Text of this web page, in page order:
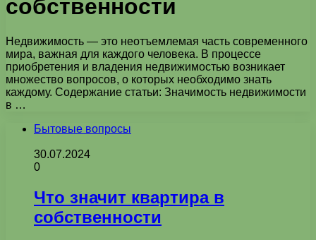
собственности
Недвижимость — это неотъемлемая часть современного
мира, важная для каждого человека. В процессе
приобретения и владения недвижимостью возникает
множество вопросов, о которых необходимо знать
каждому. Содержание статьи: Значимость недвижимости
в …
Бытовые вопросы
30.07.2024
0
Что значит квартира в
собственности